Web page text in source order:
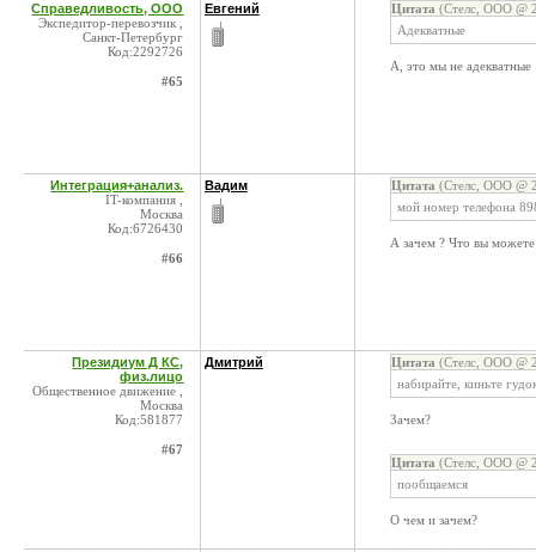
Справедливость, ООО
Экспедитор-перевозчик ,
Санкт-Петербург
Код:2292726
#65
Евгений Цитата (Стелс, ООО @
Адекватные
А, это мы не адекватные
Интеграция+анализ.
IT-компания ,
Москва
Код:6726430
#66
Вадим Цитата (Стелс, ООО @
мой номер телефона
А зачем ? Что вы можете
Президиум Д КС,
физ.лицо
Общественное движение ,
Москва
Код:581877
#67
Дмитрий Цитата (Стелс, ООО @
набирайте, киньте
Зачем?
Цитата (Стелс, ООО @
пообщаемся
О чем и зачем?